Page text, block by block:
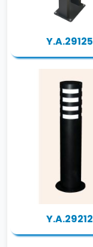
Y.A.29125
Y.A.29212